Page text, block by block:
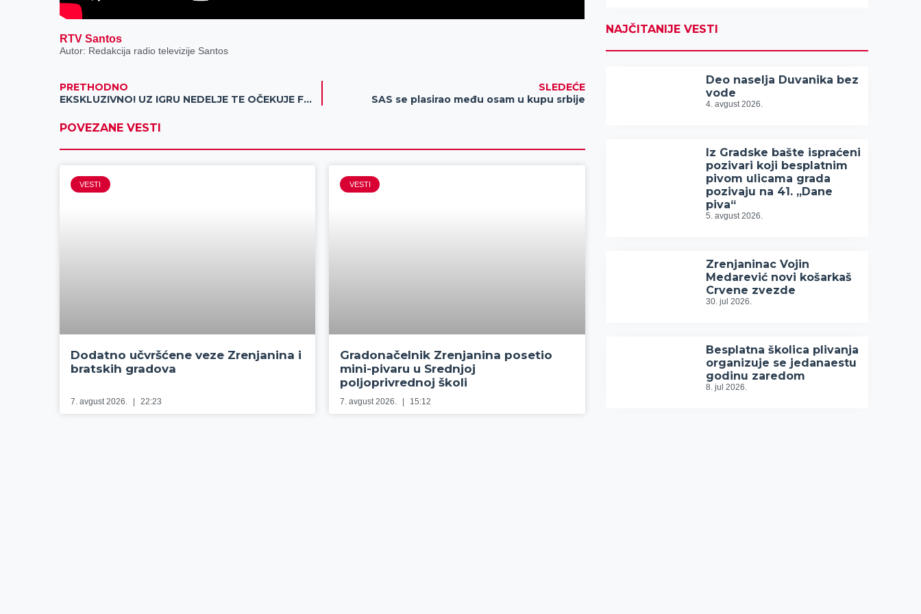
RTV Santos
Autor: Redakcija radio televizije Santos
PRETHODNO
EKSKLUZIVNO! UZ IGRU NEDELJE TE OČEKUJE FEŠTA POKLON SPINOVA!
SLEDEĆE
SAS se plasirao među osam u kupu srbije
POVEZANE VESTI
VESTI
Dodatno učvršćene veze Zrenjanina i
bratskih gradova
7. avgust 2026. 22:23
VESTI
Gradonačelnik Zrenjanina posetio
mini-pivaru u Srednjoj
poljoprivrednoj školi
7. avgust 2026. 15:12
NAJČITANIJE VESTI
Deo naselja Duvanika bez
vode
4. avgust 2026.
Iz Gradske bašte ispraćeni
pozivari koji besplatnim
pivom ulicama grada
pozivaju na 41. „Dane
piva“
5. avgust 2026.
Zrenjaninac Vojin
Medarević novi košarkaš
Crvene zvezde
30. jul 2026.
Besplatna školica plivanja
organizuje se jedanaestu
godinu zaredom
8. jul 2026.